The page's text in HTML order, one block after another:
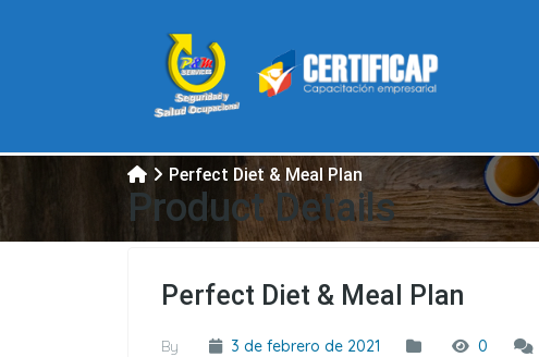
Perfect Diet & Meal Plan
Product Details
Perfect Diet & Meal Plan
By 3 de febrero de 2021 0